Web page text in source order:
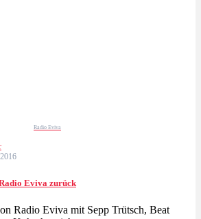
Radio Eviva
Eviva zurück
Radio Eviva mit Sepp Trütsch, Beat